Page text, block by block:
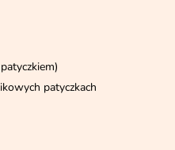
patyczkach